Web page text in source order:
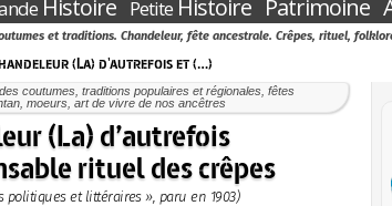
Histoire PetiteHistoire Patrimoine
et traditions. Chandeleur, fête ancestrale. Crêpes, rituel,
(La) d'autrefois et (…)
coutumes, traditions populaires et régionales, fêtes
moeurs, art de vivre de nos ancêtres
(La) d’autrefois
rituel des crêpes
politiques et littéraires », paru en 1903)